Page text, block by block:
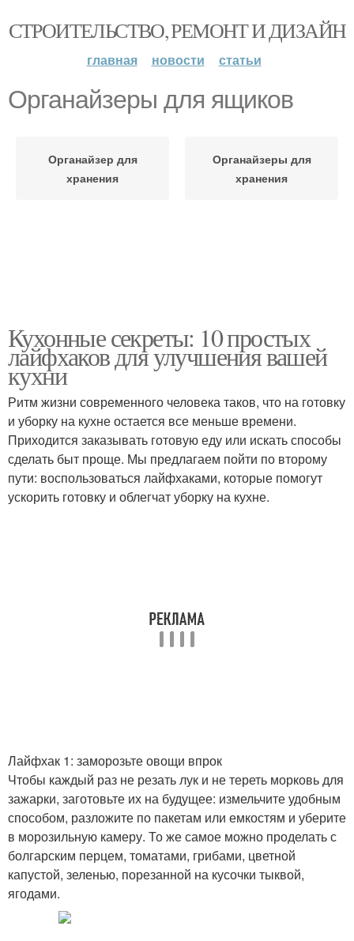
СТРОИТЕЛЬСТВО, РЕМОНТ И ДИЗАЙН
главная новости статьи
Органайзеры для ящиков
Органайзер для
хранения
Органайзеры для
хранения
Кухонные секреты: 10 простых
лайфхаков для улучшения вашей
кухни
Ритм жизни современного человека таков, что на готовку
и уборку на кухне остается все меньше времени.
Приходится заказывать готовую еду или искать способы
сделать быт проще. Мы предлагаем пойти по второму
пути: воспользоваться лайфхаками, которые помогут
ускорить готовку и облегчат уборку на кухне.
Лайфхак 1: заморозьте овощи впрок
Чтобы каждый раз не резать лук и не тереть морковь для
зажарки, заготовьте их на будущее: измельчите удобным
способом, разложите по пакетам или емкостям и уберите
в морозильную камеру. То же самое можно проделать с
болгарским перцем, томатами, грибами, цветной
капустой, зеленью, порезанной на кусочки тыквой,
ягодами.